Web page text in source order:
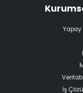
Yapay
İş